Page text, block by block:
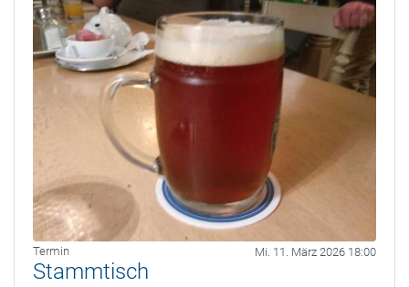
Termin Mi. 11. März 2026 18:00
Stammtisch